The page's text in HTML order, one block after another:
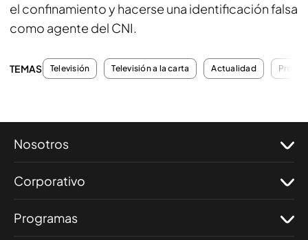
el confinamiento y hacerse una identificación falsa
como agente del CNI.
TEMAS Televisión Televisión a la carta Actualidad
Nosotros
Corporativo
Programas